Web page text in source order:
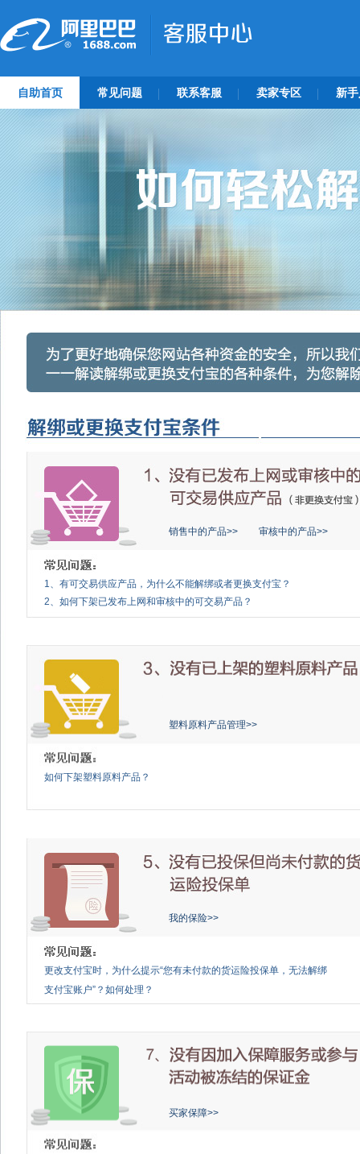
自助首页 常见问题 联系客服 卖家专区 新
销售中的产品>> 审核中的产品>>
1、有可交易供应产品，为什么不能解绑或者更换支付宝？
2、如何下架已发布上网和审核中的可交易产品？
塑料原料产品管理>>
如何下架塑料原料产品？
我的保险>>
更改支付宝时，为什么提示“您有未付款的货运险投保单，无法解绑
支付宝账户”？如何处理？
买家保障>>